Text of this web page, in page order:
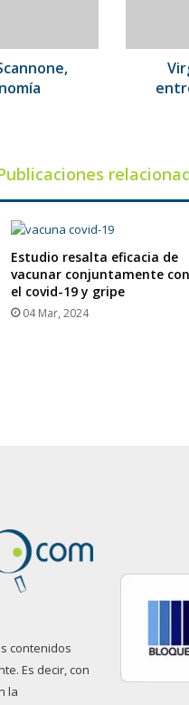
en
Estudio resalta eficacia de
vacunar conjuntamente
el covid-19 y gripe
04 Mar, 2024
contenidos
Es decir, con
la